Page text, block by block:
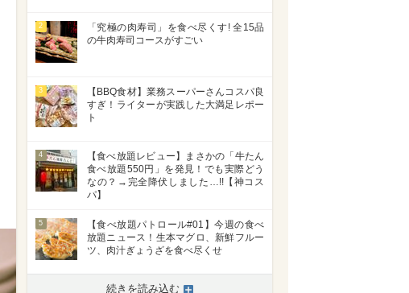
2
「究極の肉寿司」を食べ尽くす! 全15品
の牛肉寿司コースがすごい
3
【BBQ食材】業務スーパーさんコスパ良
すぎ！ライターが実践した大満足レポー
ト
4
【食べ放題レビュー】まさかの「牛たん
食べ放題550円」を発見！でも実際どう
なの？→完全降伏しました…!!【神コス
パ】
5
【食べ放題パトロール#01】今週の食べ
放題ニュース！生本マグロ、新鮮フルー
ツ、肉汁ぎょうざを食べ尽くせ
続きを読み込む